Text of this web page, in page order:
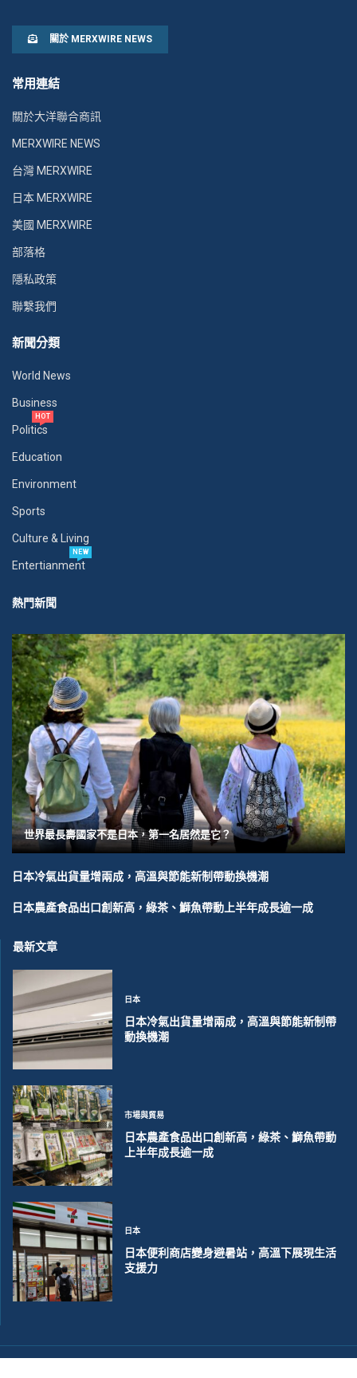
關於 MERXWIRE NEWS
常用連結
關於大洋聯合商訊
MERXWIRE NEWS
台灣 MERXWIRE
日本 MERXWIRE
美國 MERXWIRE
部落格
隱私政策
聯繫我們
新聞分類
World News
Business
Politics
HOT
Education
Environment
Sports
Culture & Living
Entertianment
NEW
熱門新聞
世界最長壽國家不是日本，第一名居然是它？
日本冷氣出貨量增兩成，高溫與節能新制帶動換機潮
日本農產食品出口創新高，綠茶、鰤魚帶動上半年成長逾一成
最新文章
日本
日本冷氣出貨量增兩成，高溫與節能新制帶
動換機潮
市場與貿易
日本農產食品出口創新高，綠茶、鰤魚帶動
上半年成長逾一成
日本
日本便利商店變身避暑站，高溫下展現生活
支援力